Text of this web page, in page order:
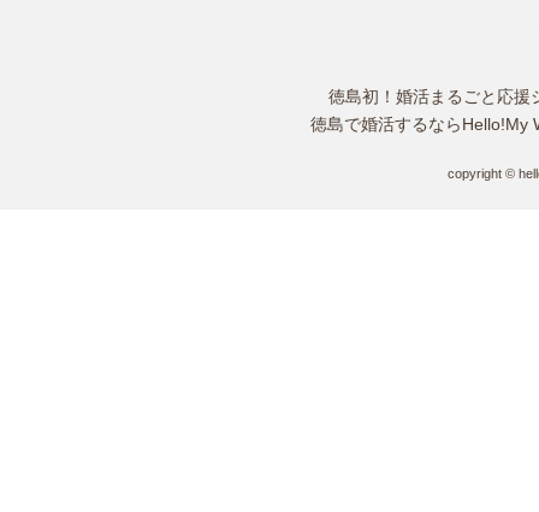
徳島初！婚活まるごと応援
徳島で婚活するならHello!My
copyright ©